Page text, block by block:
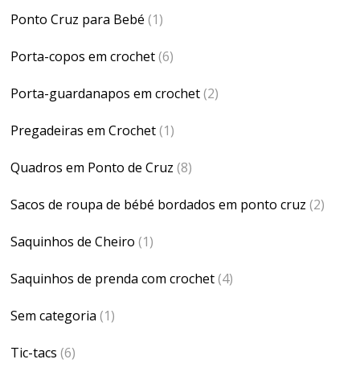
Ponto Cruz para Bebé (1)
Porta-copos em crochet(6)
Porta-guardanapos em crochet(2)
Pregadeiras em Crochet(1)
Quadros em Ponto de Cruz (8)
Sacos de roupa de bébé bordados em ponto cruz (2)
Saquinhos de Cheiro (1)
Saquinhos de prenda com crochet(4)
Sem categoria (1)
Tic-tacs (6)